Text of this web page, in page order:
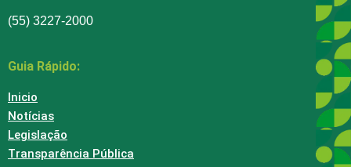
(55) 3227-2000
Guia Rápido:
Inicio
Notícias
Legislação
Transparência Pública